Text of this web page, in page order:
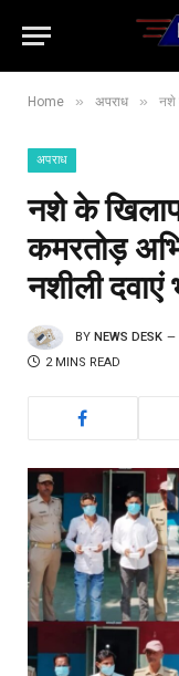
Home » अपराध » नशे के
अपराध
नशे के
कमरतोड़
नशीली दवाएं
BY NEWS DESK
2 MINS READ